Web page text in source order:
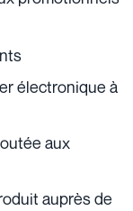
électronique à
aux
auprès de